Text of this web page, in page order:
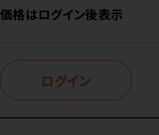
価格はログイン後表示
ログイン